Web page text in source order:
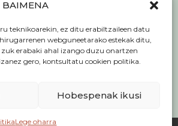
BAIMENA
teknikoarekin, ez ditu erabiltzaileen datu
webguneetarako estekak ditu,
erabaki ahal izango duzu onartzen
gero, kontsultatu cookien politika.
Hobespenak ikusi
Lege oharra